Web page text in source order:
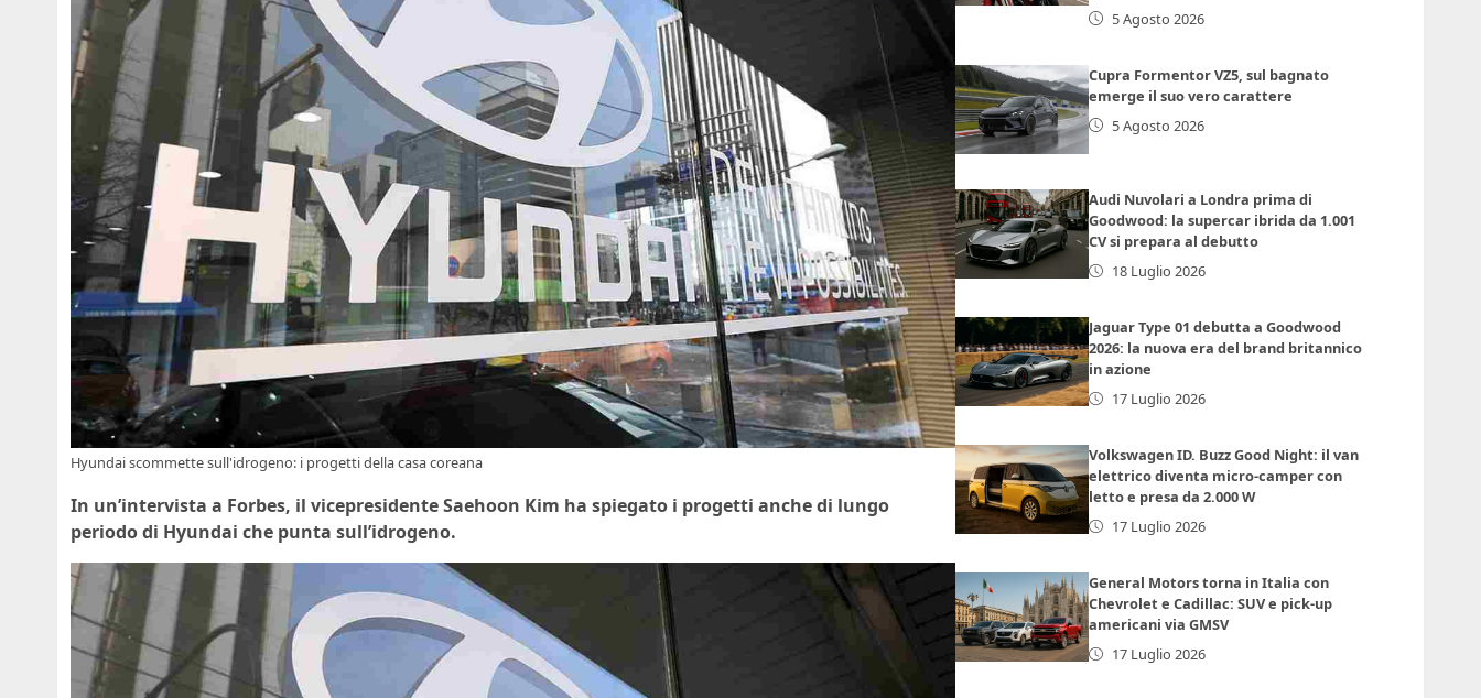
Hyundai scommette sull'idrogeno: i progetti della casa coreana
In un’intervista a Forbes, il vicepresidente Saehoon Kim ha spiegato i progetti anche di lungo
periodo di Hyundai che punta sull’idrogeno.
5 Agosto 2026
Cupra Formentor VZ5, sul bagnato
emerge il suo vero carattere
5 Agosto 2026
Audi Nuvolari a Londra prima di
Goodwood: la supercar ibrida da 1.001
CV si prepara al debutto
18 Luglio 2026
Jaguar Type 01 debutta a Goodwood
2026: la nuova era del brand britannico
in azione
17 Luglio 2026
Volkswagen ID. Buzz Good Night: il van
elettrico diventa micro-camper con
letto e presa da 2.000 W
17 Luglio 2026
General Motors torna in Italia con
Chevrolet e Cadillac: SUV e pick-up
americani via GMSV
17 Luglio 2026